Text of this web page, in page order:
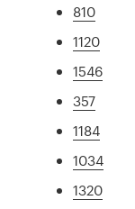
810
1120
1546
357
1184
1034
1320